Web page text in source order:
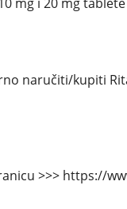
naručiti/kupiti
>>> https://